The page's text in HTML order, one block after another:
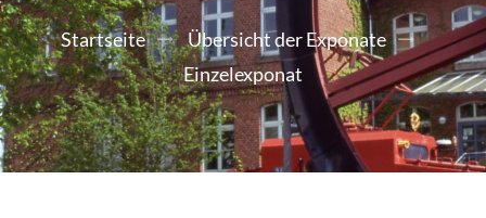
Startseite
Übersicht der Exponate
Einzelexponat